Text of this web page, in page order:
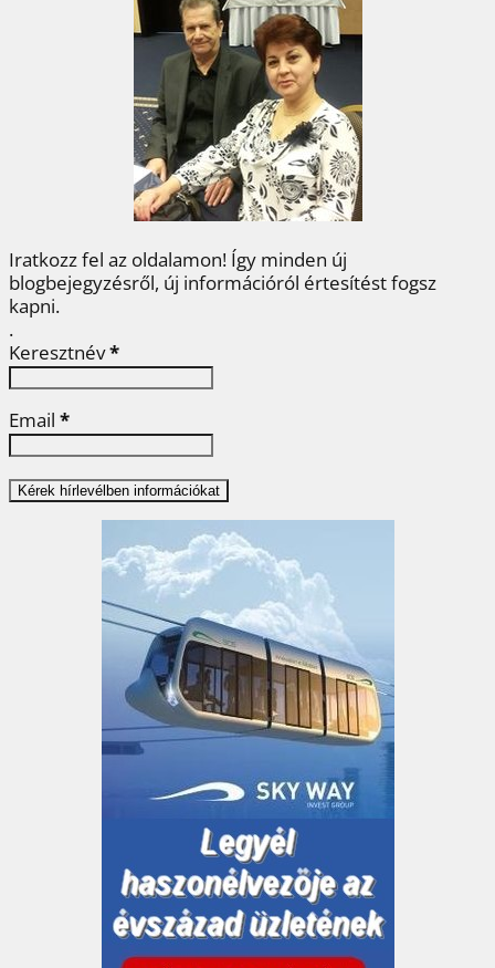
b
o
k
t
e
r
e
e
s
t
e
d
I
n
a
e
g
Iratkozz fel az oldalamon! Így minden új
blogbejegyzésről, új információról értesítést fogsz
kapni.
.
Keresztnév*
Email *